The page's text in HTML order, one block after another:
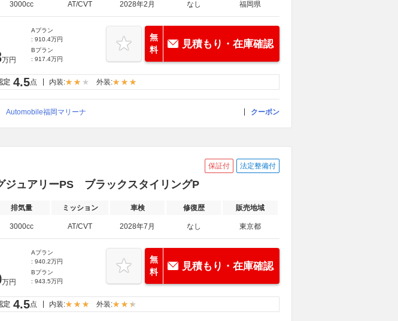
3000cc AT/CVT 2028年2月 なし 福岡県
万円
Aプラン
: 910.4万円
Bプラン
: 917.4万円
無
料
見積もり・在庫確認
定 4.5点 内装: 外装:
福岡マリーナ クーポン
保証付 法定整備付
ジュアリーPS ブラックスタイリングP
排気量 ミッション 車検 修復歴 販売地域
3000cc AT/CVT 2028年7月 なし 東京都
万円
Aプラン
: 940.2万円
Bプラン
: 943.5万円
無
料
見積もり・在庫確認
定 4.5点 内装: 外装: